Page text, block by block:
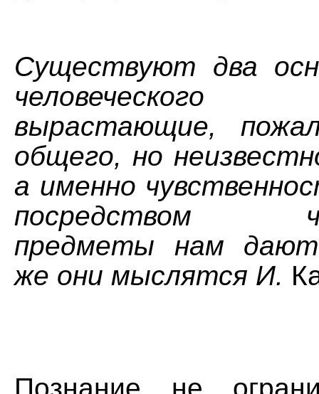
Существуют два
вырастающие,
общего, но
а именно
посредством
предметы нам
же они мыслятся И.